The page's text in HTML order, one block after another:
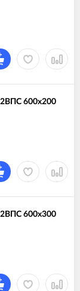
2ВПС 600х200
2ВПС 600х300